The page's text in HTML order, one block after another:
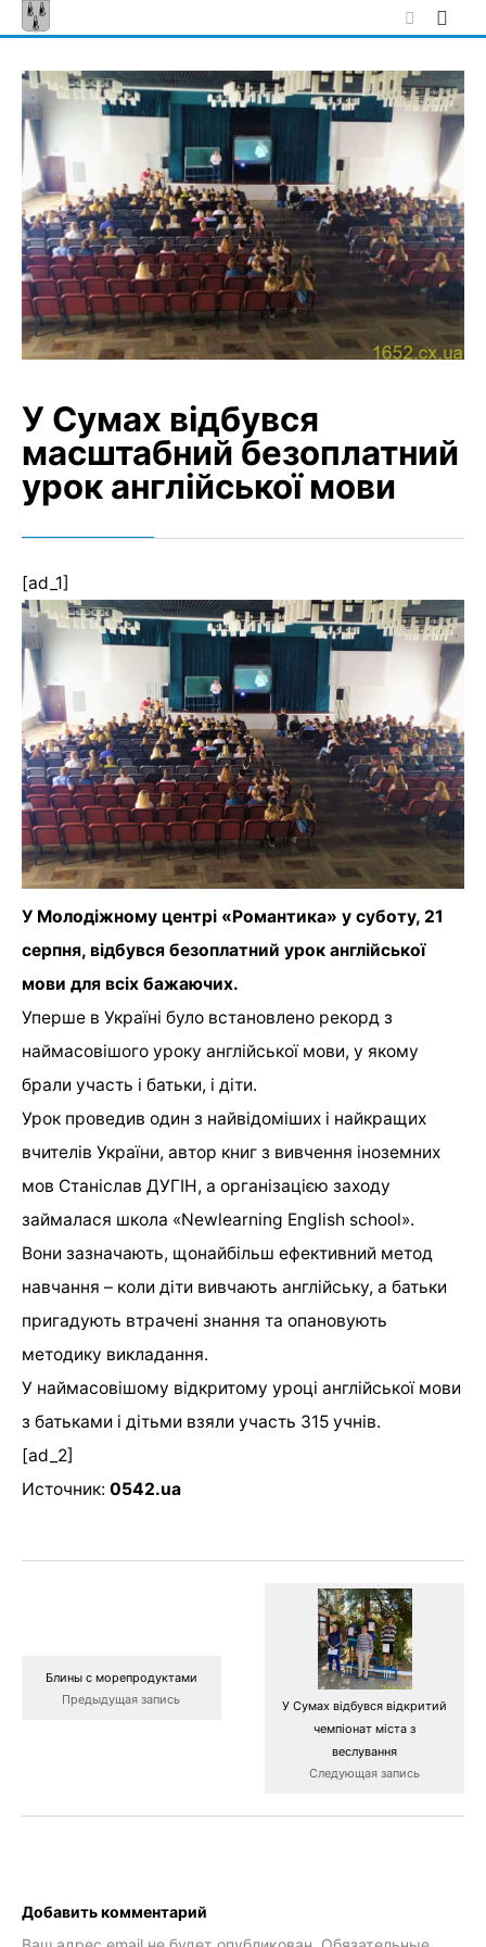
Skip
to
У Сумах відбувся
масштабний безоплатний
урок англійської мови
[ad_1]
У Молодіжному центрі «Романтика» у суботу, 21
серпня, відбувся безоплатний урок англійської
мови для всіх бажаючих.
Уперше в Україні було встановлено рекорд з
наймасовішого уроку англійської мови, у якому
брали участь і батьки, і діти.
Урок проведив один з найвідоміших і найкращих
вчителів України, автор книг з вивчення іноземних
мов Станіслав ДУГІН, а організацією заходу
займалася школа «Newlearning English school».
Вони зазначають, щонайбільш ефективний метод
навчання – коли діти вивчають англійську, а батьки
пригадують втрачені знання та опановують
методику викладання.
У наймасовішому відкритому уроці англійської мови
з батьками і дітьми взяли участь 315 учнів.
[ad_2]
Источник: 0542.ua
Блины с морепродуктами
Предыдущая запись
У Сумах відбувся відкритий
чемпіонат міста з
веслування
Следующая запись
Добавить комментарий